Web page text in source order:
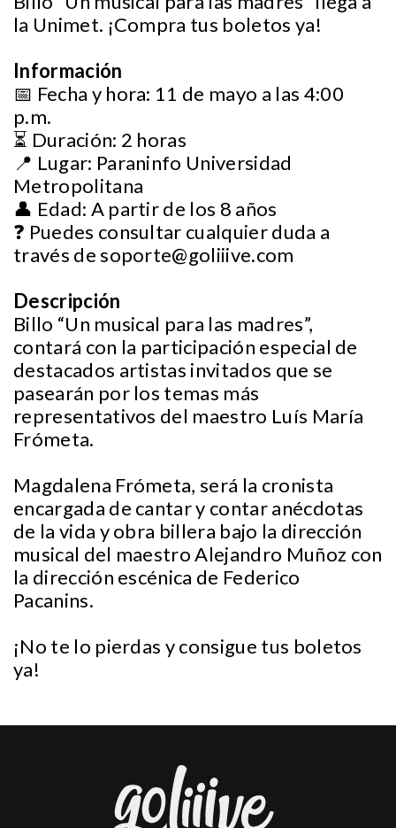
la Unimet. ¡Compra tus boletos ya!
Información
📅 Fecha y hora: 11 de mayo a las 4:00
p.m.
⏳ Duración: 2 horas
📍 Lugar: Paraninfo Universidad
Metropolitana
👤 Edad: A partir de los 8 años
❓ Puedes consultar cualquier duda a
través desoporte@goliiive.com
Descripción
Billo “Un musical para las madres”,
contará con la participación especial de
destacados artistas invitados que se
pasearán por los temas más
representativos del maestro Luís María
Frómeta.
Magdalena Frómeta, será la cronista
encargada de cantar y contar anécdotas
de la vida y obra billera bajo la dirección
musical del maestro Alejandro Muñoz con
la dirección escénica de Federico
Pacanins.
¡No te lo pierdas y consigue tus boletos
ya!